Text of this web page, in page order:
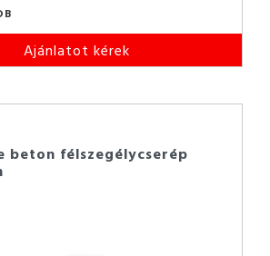
Ajánlatot kérek
beton félszegélycserép